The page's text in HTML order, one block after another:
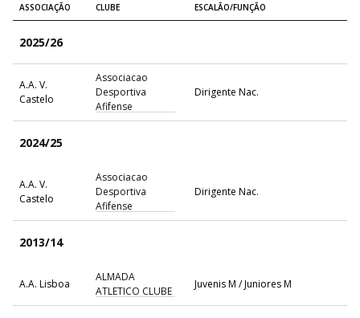
ASSOCIAÇÃO CLUBE ESCALÃO/FUNÇÃO
2025/26
A.A. V.
Castelo
Associacao
Desportiva
Afifense
Dirigente Nac.
2024/25
A.A. V.
Castelo
Associacao
Desportiva
Afifense
Dirigente Nac.
2013/14
A.A. Lisboa
ALMADA
ATLETICO CLUBE
Juvenis M / Juniores M